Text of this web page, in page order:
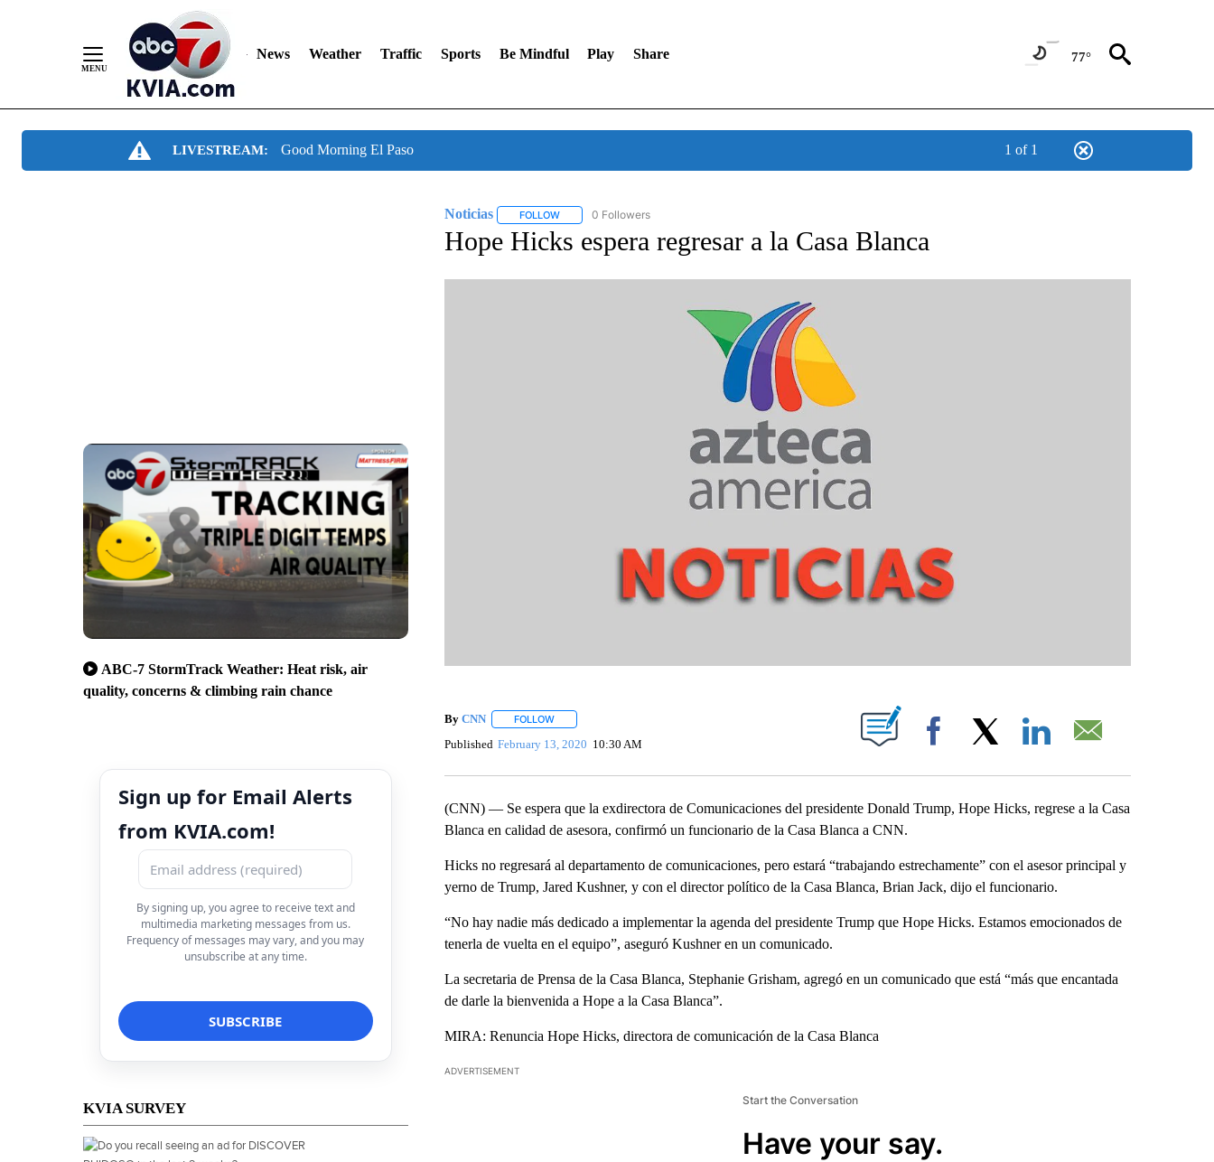
News Weather Traffic Sports Be Mindful Play Share 77°
LIVESTREAM: Good Morning El Paso 1 of 1
ABC-7 StormTrack Weather: Heat risk, air
quality, concerns & climbing rain chance
Sign up for Email Alerts
from KVIA.com!
By signing up, you agree to receive text and
multimedia marketing messages from us.
Frequency of messages may vary, and you may
unsubscribe at any time.
KVIA SURVEY
Noticias FOLLOWFOLLOW "NOTICIAS" TO RECEIVE NOTIFICATIONS ABOUT NEW PAGES ON "NOTICIAS".
0 Followers
Hope Hicks espera regresar a la Casa Blanca
By CNN FOLLOWFOLLOW "" TO RECEIVE NOTIFICATIONS ABOUT NEW PAGES ON "".
Published February 13, 2020 10:30 AM Facebook
(CNN) — Se espera que la exdirectora de Comunicaciones del presidente Donald Trump, Hope Hicks, regrese a la Casa
Blanca en calidad de asesora, confirmó un funcionario de la Casa Blanca a CNN.
Hicks no regresará al departamento de comunicaciones, pero estará “trabajando estrechamente” con el asesor principal y
yerno de Trump, Jared Kushner, y con el director político de la Casa Blanca, Brian Jack, dijo el funcionario.
“No hay nadie más dedicado a implementar la agenda del presidente Trump que Hope Hicks. Estamos emocionados de
tenerla de vuelta en el equipo”, aseguró Kushner en un comunicado.
La secretaria de Prensa de la Casa Blanca, Stephanie Grisham, agregó en un comunicado que está “más que encantada
de darle la bienvenida a Hope a la Casa Blanca”.
MIRA: Renuncia Hope Hicks, directora de comunicación de la Casa Blanca
ADVERTISEMENT
Start the Conversation
Have your say.